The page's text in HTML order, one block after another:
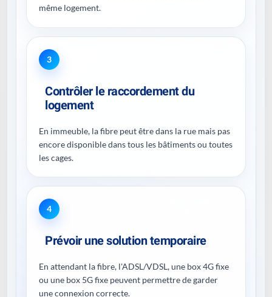
même logement.
3
Contrôler le raccordement du
logement
En immeuble, la fibre peut être dans la rue mais pas
encore disponible dans tous les bâtiments ou toutes
les cages.
4
Prévoir une solution temporaire
En attendant la fibre, l'ADSL/VDSL, une box 4G fixe
ou une box 5G fixe peuvent permettre de garder
une connexion correcte.